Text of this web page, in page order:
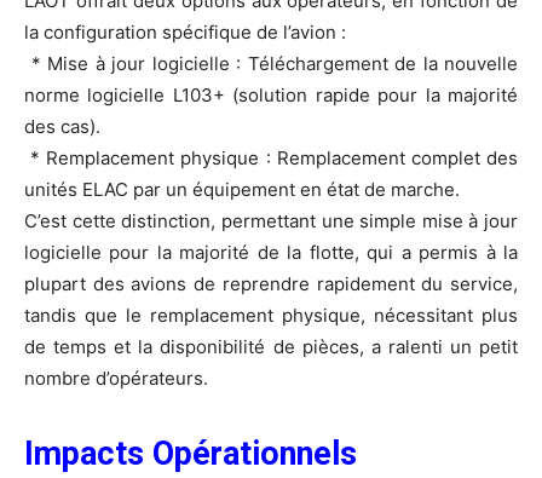
la configuration spécifique de l’avion :
* Mise à jour logicielle : Téléchargement de la nouvelle
norme logicielle L103+ (solution rapide pour la majorité
des cas).
* Remplacement physique : Remplacement complet des
unités ELAC par un équipement en état de marche.
C’est cette distinction, permettant une simple mise à jour
logicielle pour la majorité de la flotte, qui a permis à la
plupart des avions de reprendre rapidement du service,
tandis que le remplacement physique, nécessitant plus
de temps et la disponibilité de pièces, a ralenti un petit
nombre d’opérateurs.
Impacts Opérationnels